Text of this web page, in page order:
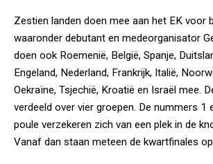
Zestien landen doen mee aan het EK voor
waaronder debutant en medeorganisator
doen ook Roemenië, België, Spanje,
Engeland, Nederland, Frankrijk, Italië,
Oekraïne, Tsjechië, Kroatië en Israël mee.
verdeeld over vier groepen. De nummers 1
poule verzekeren zich van een plek in de
Vanaf dan staan meteen de kwartfinales